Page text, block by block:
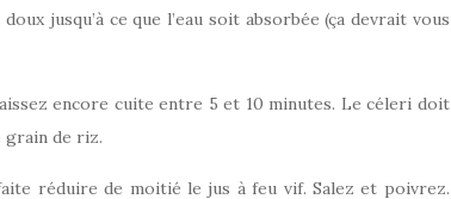
jusqu’à ce que l’eau soit absorbée (ça devrait vous
encore cuite entre 5 et 10 minutes. Le céleri doit
grain de riz.
réduire de moitié le jus à feu vif. Salez et poivrez.